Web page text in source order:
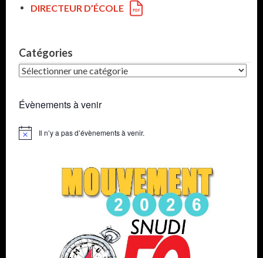
DIRECTEUR D’ÉCOLE
Catégories
Catégories
Évènements à venir
Notice Il n’y a pas d’évènements à venir.